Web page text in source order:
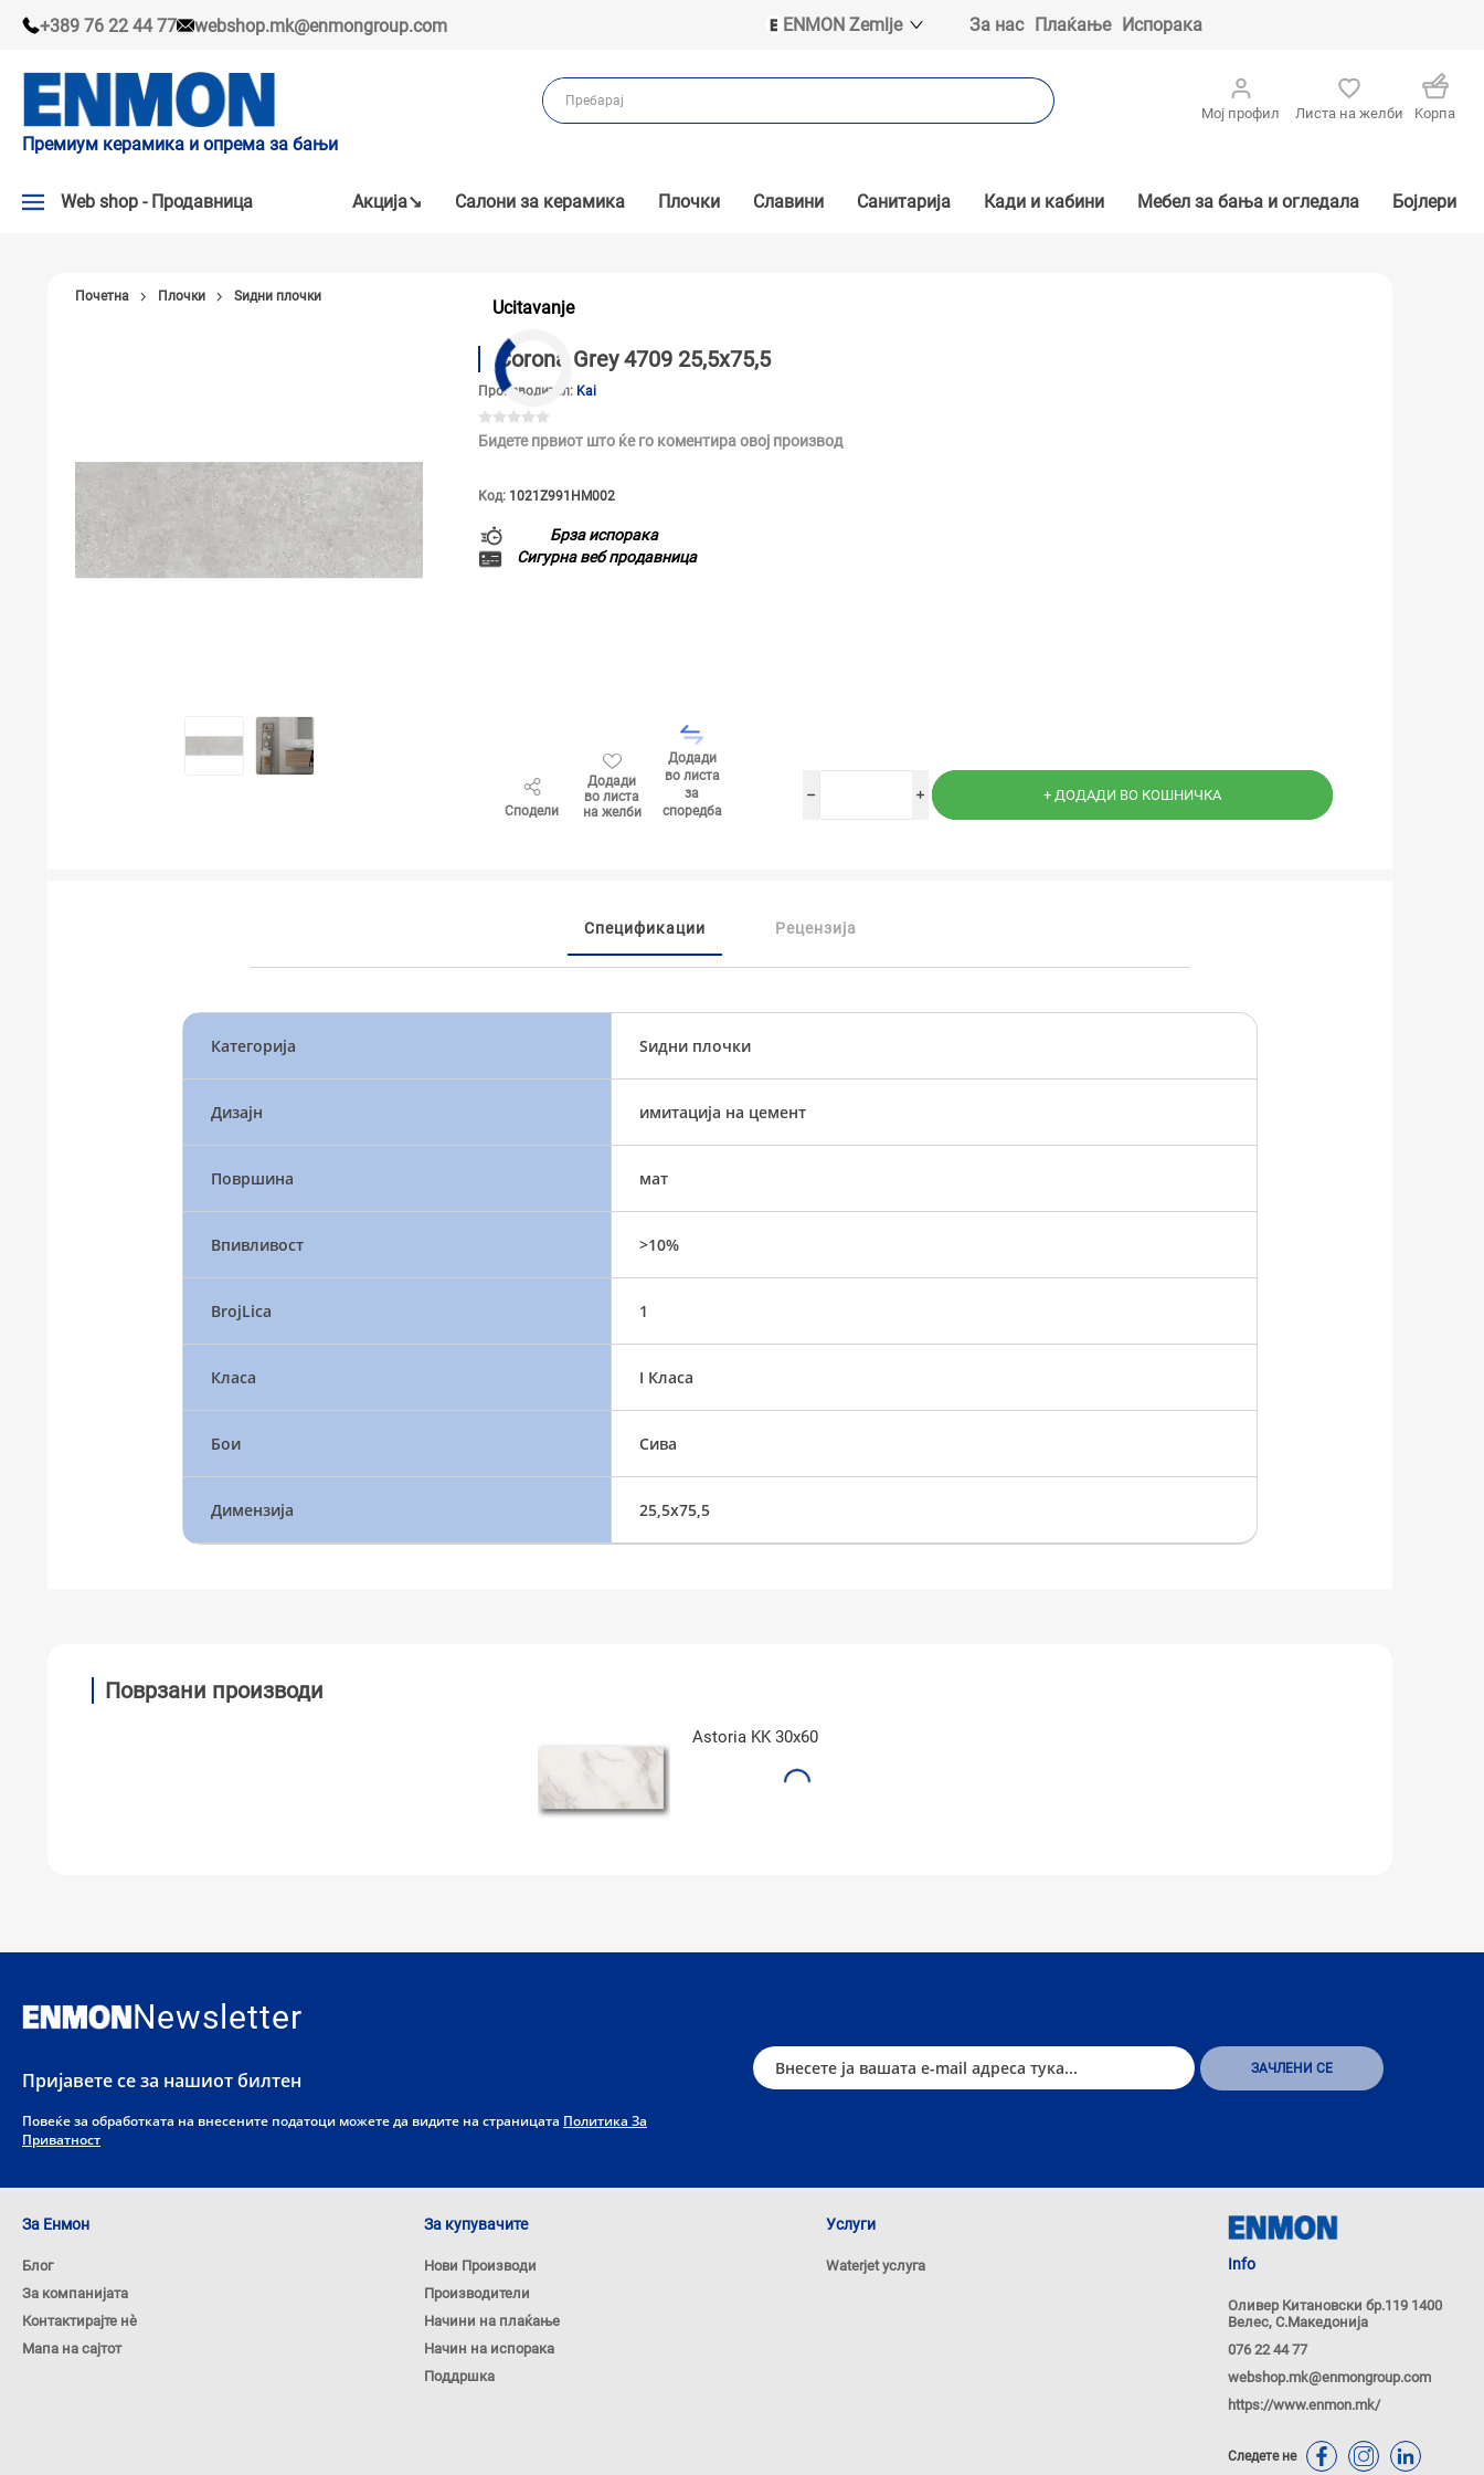
+389 76 22 44 77 webshop.mk@enmongroup.com
ENMON Zemlje
ENMON BIH
ENMON MKD
За нас Плаќање Испорака
Премиум керамика и опрема за бањи
Мој профил Листа на желби Kорпа
Web shop - Продавница
НАШИ ПРЕПОРАКИ
САНИТАРИЈА
ТУШЕВИ
Акцијa↘ Салони за керамика Плочки Славини Санитарија Кади и кабини Мебел за бања и огледала Бојлери
Ucitavanje
Почетна Плочки Ѕидни плочки
Corona Grey 4709 25,5x75,5
Производител: Kai
Бидете првиот што ќе го коментира овој производ
Код: 1021Z991HM002
Брза испорака
Сигурна веб продавница
Сподели
Додади
во листа
на желби
Додади
во листа
за
споредба
i
h
Спецификации Рецензија
Категорија Ѕидни плочки
Дизајн имитација на цемент
Површина мат
Впивливост >10%
BrojLica 1
Класа I Класа
Бои Сива
Димензија 25,5x75,5
Поврзани производи
Astoria KK 30x60
Newsletter
Пријавете се за нашиот билтен
Повеќе за обработката на внесените податоци можете да видите на страницата Политика За
Приватност
За Енмон
Блог
За компанијата
Контактирајте нѐ
Мапа на сајтот
За купувачите
Нови Производи
Производители
Начини на плаќање
Начин на испорака
Поддршка
Услуги
Waterjet услуга Info
Оливер Китановски бр.119 1400
Велес, С.Македонија
076 22 44 77
webshop.mk@enmongroup.com
https://www.enmon.mk/
Следете не